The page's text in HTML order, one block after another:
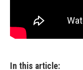
In this article: